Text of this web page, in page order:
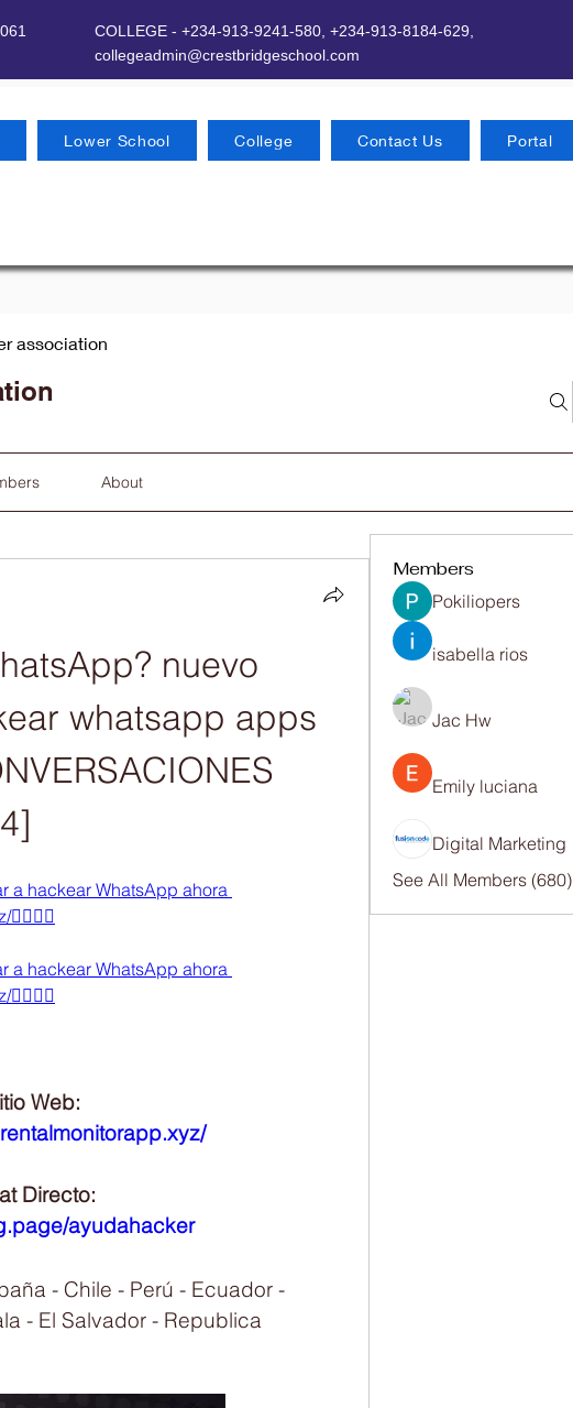
COLLEGE - +234-913-9241-580, +234-913-8184-629,
collegeadmin@crestbridgeschool.com
Lower School College Contact Us Portal
association
About
nuevo
whatsapp apps
a hackear WhatsApp ahora
a hackear WhatsApp ahora
Web:
Directo:
ayudahacker
- Chile - Perú - Ecuador -
- El Salvador - Republica
Members
Pokiliopers
isabella rios
Jac Hw
Emily luciana
Digital Marketing
See All Members (680)